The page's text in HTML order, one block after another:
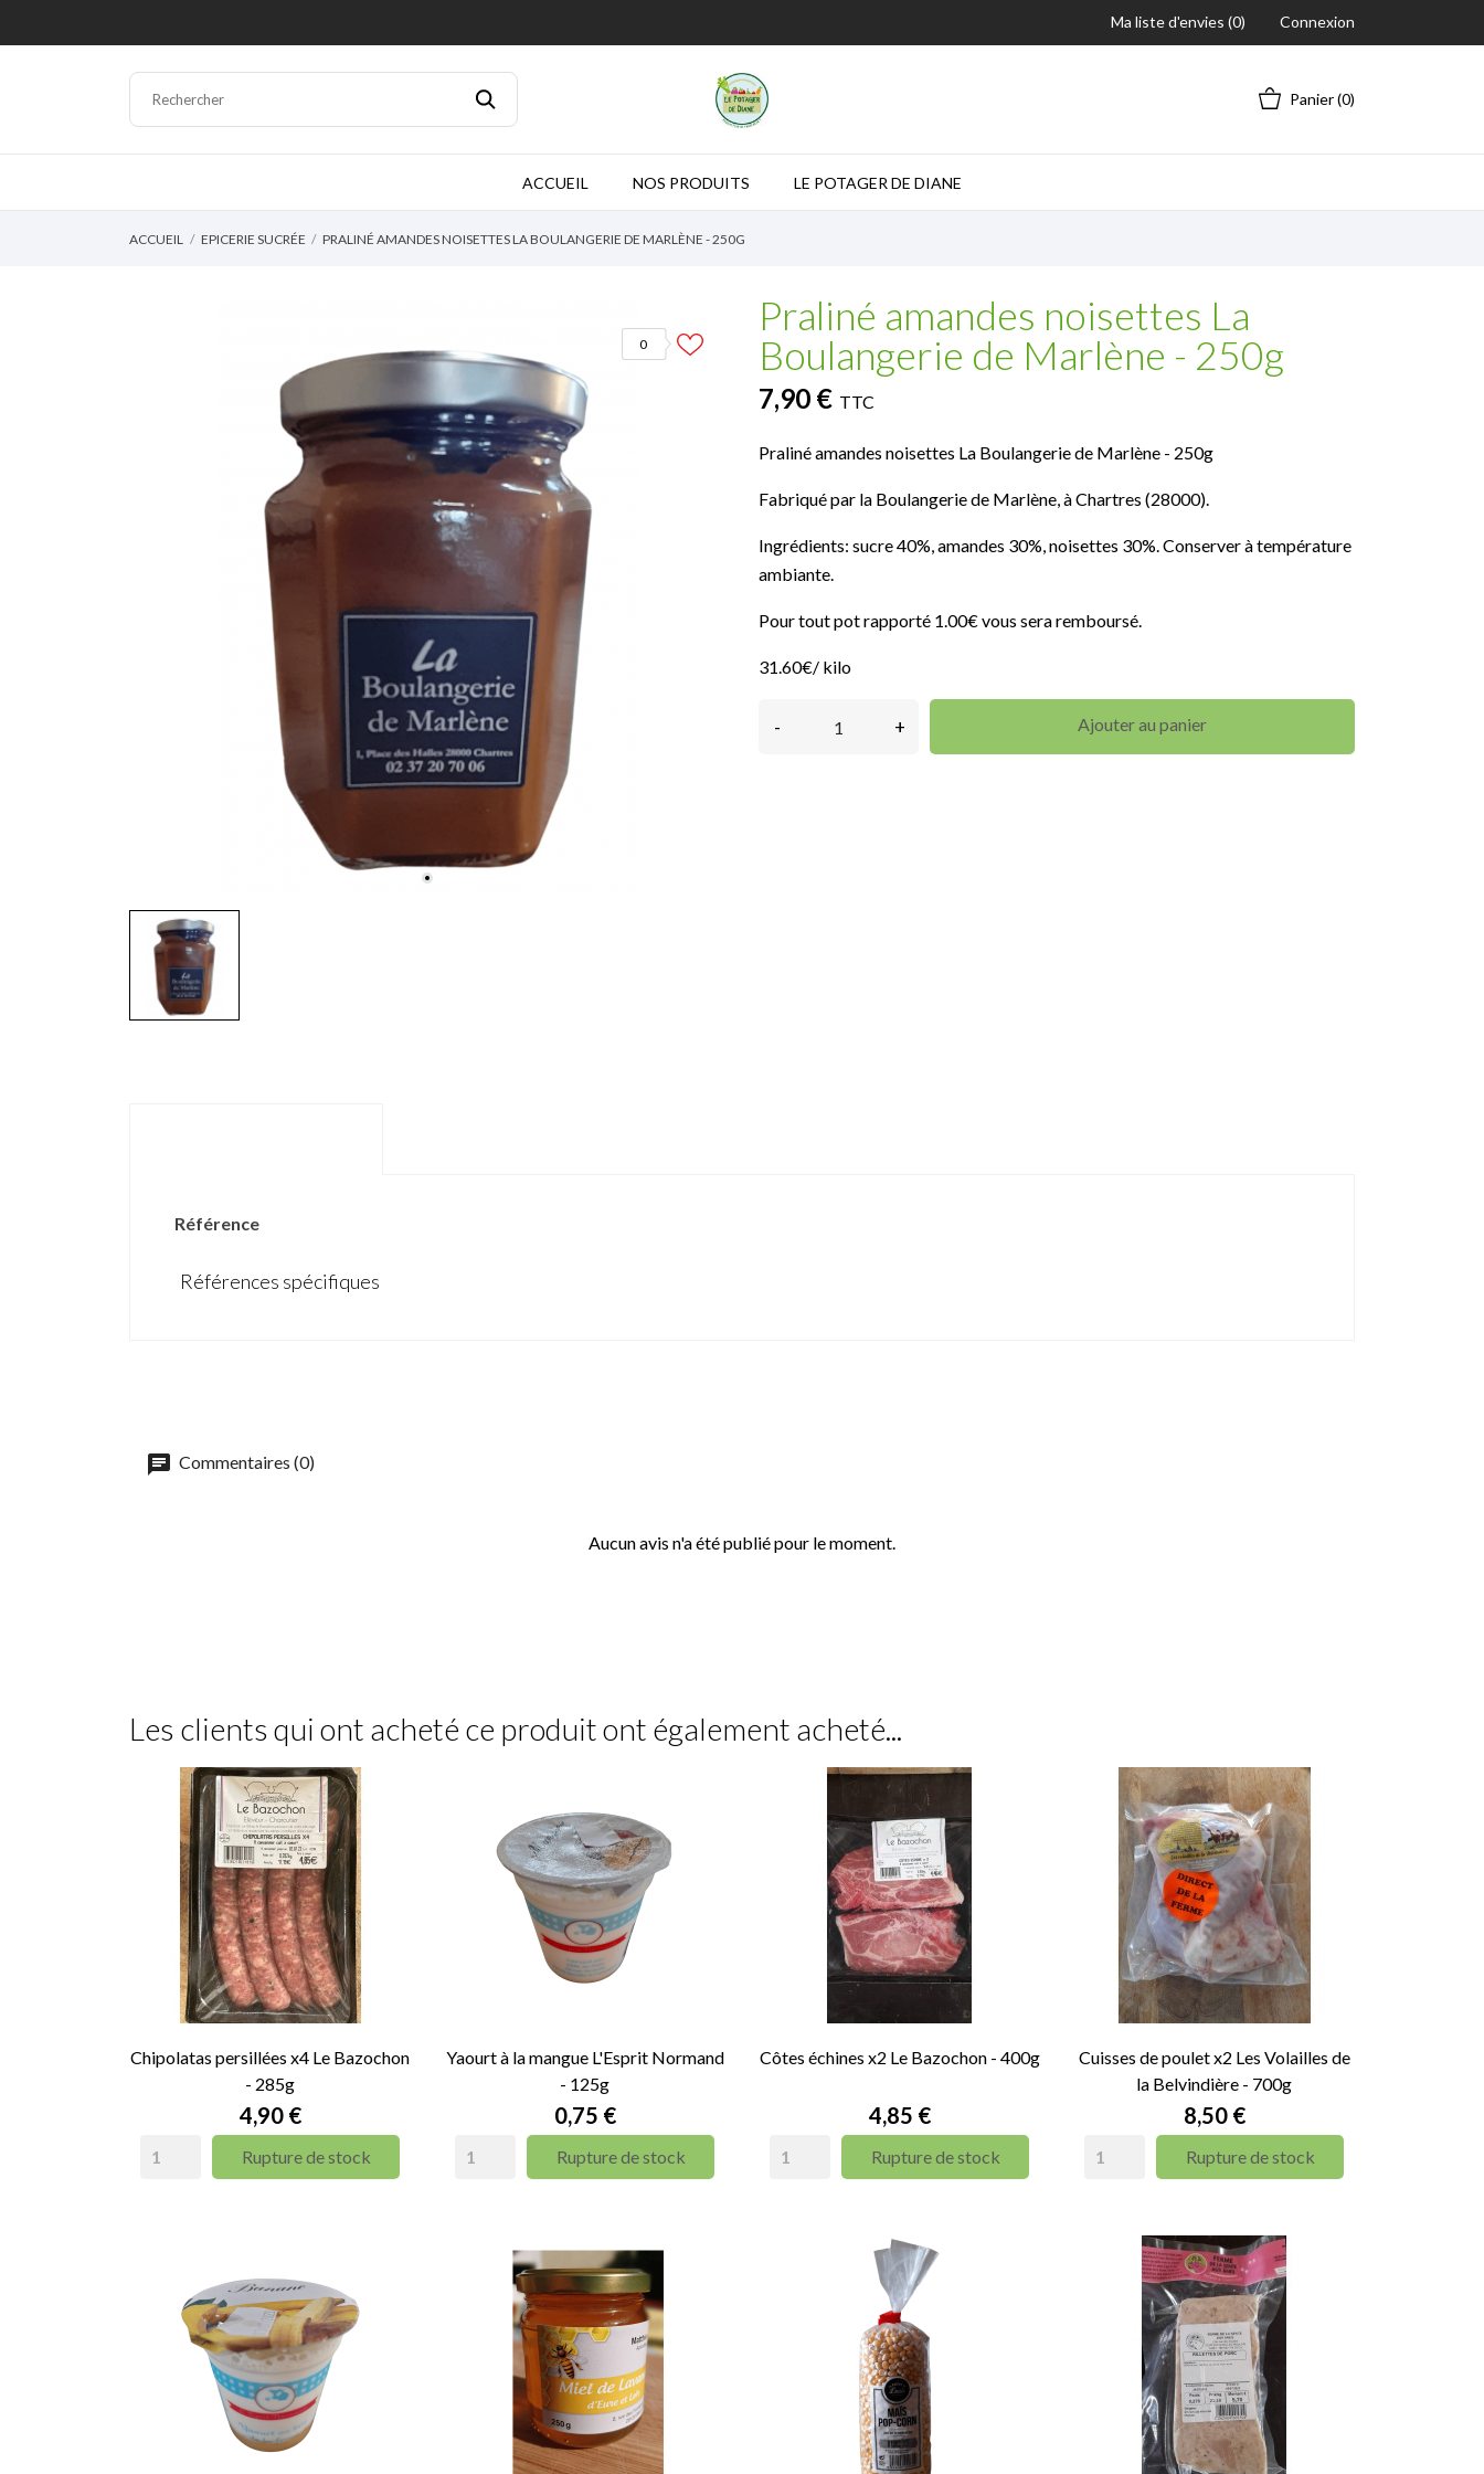
Ma liste d'envies (0) Connexion
Panier(0)
ACCUEIL NOS PRODUITS LE POTAGER DE DIANE
ACCUEIL EPICERIE SUCRÉE PRALINÉ AMANDES NOISETTES LA BOULANGERIE DE MARLÈNE - 250G
0
Praliné amandes noisettes La
Boulangerie de Marlène - 250g
7,90 € TTC
Praliné amandes noisettes La Boulangerie de Marlène - 250g
Fabriqué par la Boulangerie de Marlène, à Chartres (28000).
Ingrédients: sucre 40%, amandes 30%, noisettes 30%. Conserver à température
ambiante.
Pour tout pot rapporté 1.00€ vous sera remboursé.
31.60€/ kilo
- + Ajouter au panier
Référence
Références spécifiques
Commentaires (0)
Aucun avis n'a été publié pour le moment.
Les clients qui ont acheté ce produit ont également acheté...
Chipolatas persillées x4 Le Bazochon
- 285g
Prix
4,90 €
Rupture de stock
Yaourt à la mangue L'Esprit Normand
- 125g
Prix
0,75 €
Rupture de stock
Côtes échines x2 Le Bazochon - 400g
Prix
4,85 €
Rupture de stock
Cuisses de poulet x2 Les Volailles de
la Belvindière - 700g
Prix
8,50 €
Rupture de stock